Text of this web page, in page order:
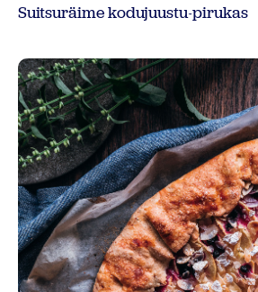
Suitsuräime kodujuustu-pirukas